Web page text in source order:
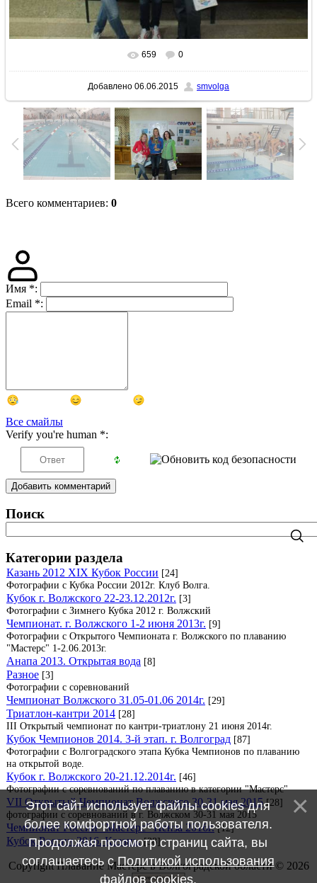
В реальном размере 1280x960
659 0
Добавлено 06.06.2015 smvolga
Всего комментариев: 0
Имя *:
Email *:
Все смайлы
Verify you're human *:
Добавить комментарий
Поиск
Категории раздела
Казань 2012 XIX Кубок России [24]
Фотографии с Кубка России 2012г. Клуб Волга.
Кубок г. Волжского 22-23.12.2012г. [3]
Фотографии с Зимнего Кубка 2012 г. Волжский
Чемпионат. г. Волжского 1-2 июня 2013г. [9]
Фотографии с Открытого Чемпионата г. Волжского по плаванию
"Мастерс" 1-2.06.2013г.
Анапа 2013. Открытая вода [8]
Разное [3]
Фотографии с соревнований
Чемпионат Волжского 31.05-01.06 2014г. [29]
Триатлон-кантри 2014 [28]
III Открытый чемпионат по кантри-триатлону 21 июня 2014г.
Кубок Чемпионов 2014. 3-й этап. г. Волгоград [87]
Фотографии с Волгоградского этапа Кубка Чемпионов по плаванию
на открытой воде.
Кубок г. Волжского 20-21.12.2014г. [46]
Фотографии с соревнований по плаванию в категории "Мастерс"
VII Открытый Чемпионат Волжского 30-31 мая 2015 [28]
фотографии с соревнований в г. Волжском 30-31 мая 2015
Чемпионат России "Мастерс" Пенза 2016г. [12]
Кубок России 2016. Казань. [38]
Copyright Плавание Мастерс в Волгоградской области © 2026
Этот сайт использует файлы cookies для
более комфортной работы пользователя.
Продолжая просмотр страниц сайта, вы
соглашаетесь сПолитикой использования
файлов cookies.